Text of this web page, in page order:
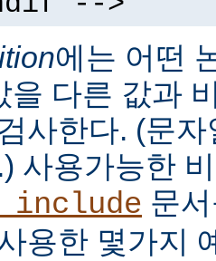
에는 어떤
을 다른 값과
사한다. (문
사용가능한
문
용한 몇가지